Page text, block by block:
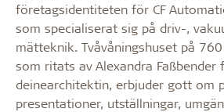
företagsidentiteten för CF
som specialiserat sig på driv-,
mätteknik. Tvåvåningshuset på
som ritats av Alexandra
deinearchitektin, erbjuder gott om
presentationer, utställningar,